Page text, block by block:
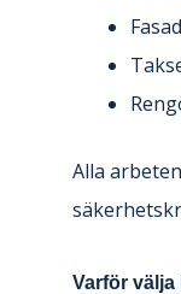
Alla
Varför välja